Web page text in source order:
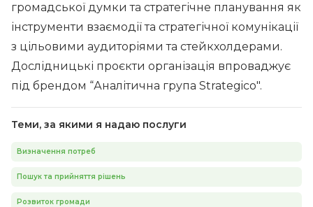
громадської думки та стратегічне планування як
інструменти взаємодії та стратегічної комунікації
з цільовими аудиторіями та стейкхолдерами.
Дослідницькі проєкти організація впроваджує
під брендом “Аналітична група Strategico".
Теми, за якими я надаю послуги
Визначення потреб
Пошук та прийняття рішень
Розвиток громади